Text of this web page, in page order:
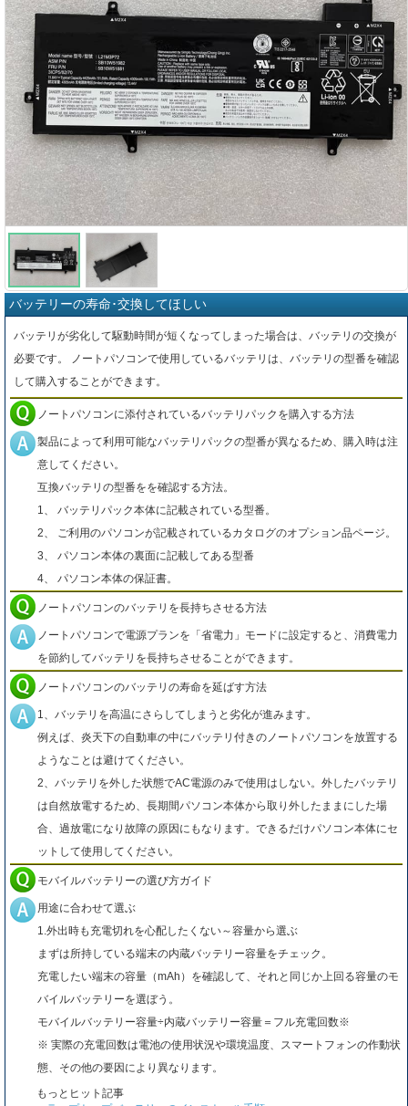
バッテリーの寿命･交換してほしい
バッテリが劣化して駆動時間が短くなってしまった場合は、バッテリの交換が
必要です。 ノートパソコンで使用しているバッテリは、バッテリの型番を確認
して購入することができます。
ノートパソコンに添付されているバッテリパックを購入する方法
製品によって利用可能なバッテリパックの型番が異なるため、購入時は注
意してください。
互換バッテリの型番をを確認する方法。
1、 バッテリパック本体に記載されている型番。
2、 ご利用のパソコンが記載されているカタログのオプション品ページ。
3、 パソコン本体の裏面に記載してある型番
4、 パソコン本体の保証書。
ノートパソコンのバッテリを長持ちさせる方法
ノートパソコンで電源プランを「省電力」モードに設定すると、消費電力
を節約してバッテリを長持ちさせることができます。
ノートパソコンのバッテリの寿命を延ばす方法
1、バッテリを高温にさらしてしまうと劣化が進みます。
例えば、炎天下の自動車の中にバッテリ付きのノートパソコンを放置する
ようなことは避けてください。
2、バッテリを外した状態でAC電源のみで使用はしない。外したバッテリ
は自然放電するため、長期間パソコン本体から取り外したままにした場
合、過放電になり故障の原因にもなります。できるだけパソコン本体にセ
ットして使用してください。
モバイルバッテリーの選び方ガイド
用途に合わせて選ぶ
1.外出時も充電切れを心配したくない～容量から選ぶ
まずは所持している端末の内蔵バッテリー容量をチェック。
充電したい端末の容量（mAh）を確認して、それと同じか上回る容量のモ
バイルバッテリーを選ぼう。
モバイルバッテリー容量÷内蔵バッテリー容量＝フル充電回数※
※ 実際の充電回数は電池の使用状況や環境温度、スマートフォンの作動状
態、その他の要因により異なります。
もっとヒット記事